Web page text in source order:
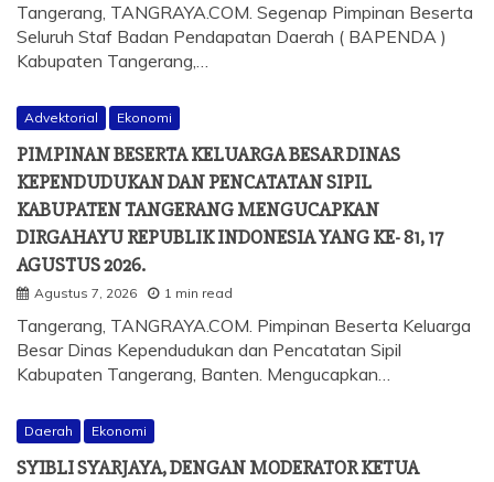
Tangerang, TANGRAYA.COM. Segenap Pimpinan Beserta
Seluruh Staf Badan Pendapatan Daerah ( BAPENDA )
Kabupaten Tangerang,…
Advektorial Ekonomi
PIMPINAN BESERTA KELUARGA BESAR DINAS
KEPENDUDUKAN DAN PENCATATAN SIPIL
KABUPATEN TANGERANG MENGUCAPKAN
DIRGAHAYU REPUBLIK INDONESIA YANG KE- 81, 17
AGUSTUS 2026.
Agustus 7, 2026 1 min read
Tangerang, TANGRAYA.COM. Pimpinan Beserta Keluarga
Besar Dinas Kependudukan dan Pencatatan Sipil
Kabupaten Tangerang, Banten. Mengucapkan…
Daerah Ekonomi
SYIBLI SYARJAYA, DENGAN MODERATOR KETUA